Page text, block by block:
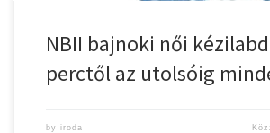
NBII bajnoki női
perctől az utolsóig
by iroda